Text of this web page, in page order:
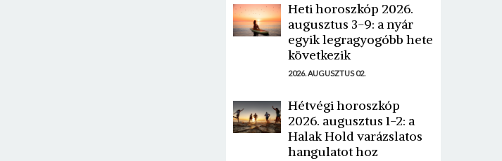
Heti horoszkóp 2026.
augusztus 3-9: a nyár
egyik legragyogóbb hete
következik
2026. AUGUSZTUS 02.
Hétvégi horoszkóp
2026. augusztus 1-2: a
Halak Hold varázslatos
hangulatot hoz